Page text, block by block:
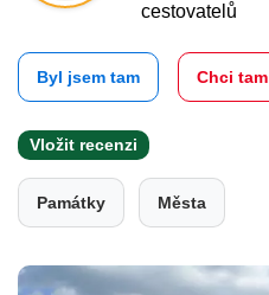
cestovatelů
Byl jsem tam Chci tam
Vložit recenzi
Památky Města